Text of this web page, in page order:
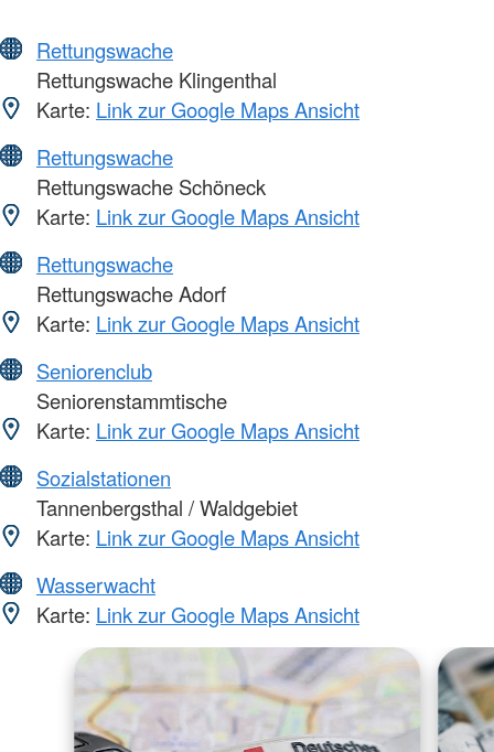
Rettungswache
Rettungswache Klingenthal
Karte: Link zur Google Maps Ansicht
Rettungswache
Rettungswache Schöneck
Karte: Link zur Google Maps Ansicht
Rettungswache
Rettungswache Adorf
Karte: Link zur Google Maps Ansicht
Seniorenclub
Seniorenstammtische
Karte: Link zur Google Maps Ansicht
Sozialstationen
Tannenbergsthal / Waldgebiet
Karte: Link zur Google Maps Ansicht
Wasserwacht
Karte: Link zur Google Maps Ansicht